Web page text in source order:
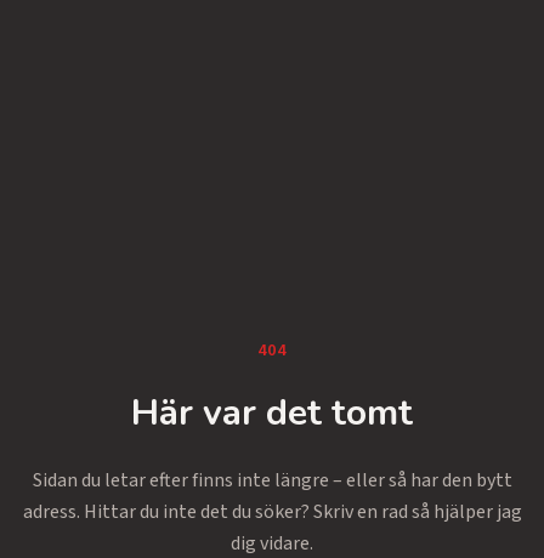
404
Här var det tomt
Sidan du letar efter finns inte längre – eller så har den bytt
adress. Hittar du inte det du söker? Skriv en rad så hjälper jag
dig vidare.